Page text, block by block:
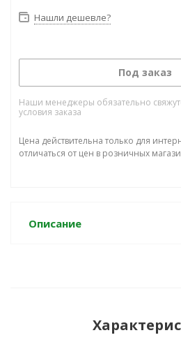
Нашли дешевле?
Под заказ
Наши менеджеры обязательно
условия заказа
Цена действительна только для
отличаться от цен в розничных
Описание